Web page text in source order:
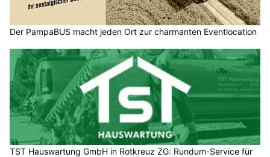
Der PampaBUS macht jeden Ort zur charmanten Eventlocation
TST Hauswartung GmbH in Rotkreuz ZG: Rundum-Service für